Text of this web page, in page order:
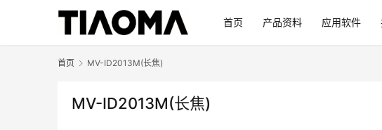
首页 产品资料 应用软件
首页 MV-ID2013M(长焦)
MV-ID2013M(长焦)